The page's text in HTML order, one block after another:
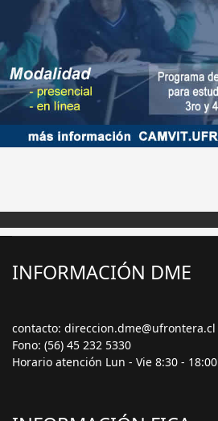
INFORMACIÓN DME
contacto: direccion.dme@ufrontera.cl
Fono: (56) 45 232 5330
Horario atención Lun - Vie 8:30 - 18:00